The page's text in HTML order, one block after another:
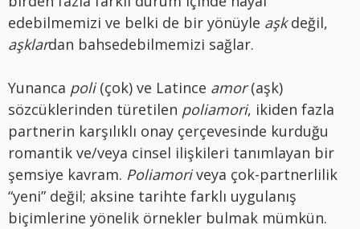
edebilmemizi ve belki de bir yönüyle aşkdeğil,
aşklardan bahsedebilmemizi sağlar.
Yunanca poli(çok) ve Latince amor(aşk)
sözcüklerinden türetilen poliamori, ikiden fazla
partnerin karşılıklı onay çerçevesinde kurduğu
romantik ve/veya cinsel ilişkileri tanımlayan bir
şemsiye kavram. Poliamoriveya çok-partnerlilik
“yeni” değil; aksine tarihte farklı uygulanış
biçimlerine yönelik örnekler bulmak mümkün.